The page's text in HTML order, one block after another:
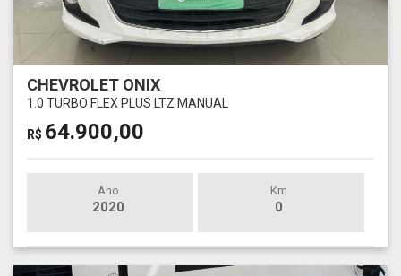
CHEVROLET ONIX
1.0 TURBO FLEX PLUS LTZ MANUAL
R$ 64.900,00
Ano
2020
Km
0